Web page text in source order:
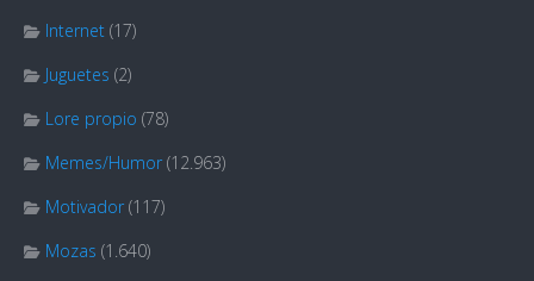
Internet (17)
Juguetes (2)
Lore propio (78)
Memes/Humor (12.963)
Motivador (117)
Mozas (1.640)